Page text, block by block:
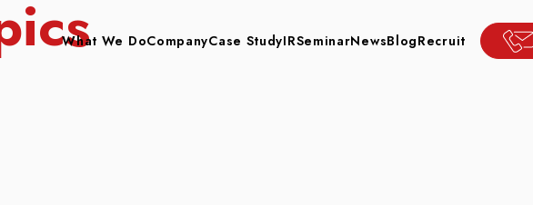
What We DoCompanyCase StudyIRSeminarNewsBlogRecruit